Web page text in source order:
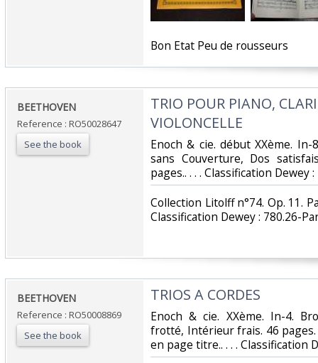
‎Bon Etat Peu de rousseurs‎
‎BEETHOVEN‎
Reference : RO50028647
See the book
‎TRIO POUR PIANO,
VIOLONCELLE‎
‎Enoch & cie. début XXème.
sans Couverture, Dos
pages.. . . . Classification Dewey
‎Collection Litolff n°74. Op. 11.
Classification Dewey : 780.26-
‎BEETHOVEN‎
Reference : RO50008869
See the book
‎TRIOS A CORDES‎
‎Enoch & cie. XXème. In-4.
frotté, Intérieur frais. 46
en page titre.. . . . Classification